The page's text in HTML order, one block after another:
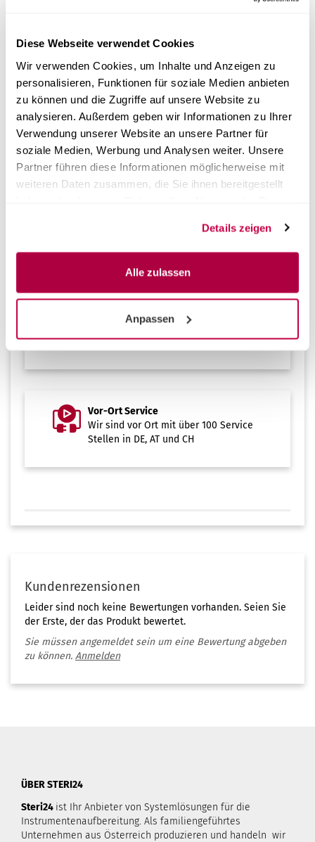
Diese Webseite verwendet Cookies
Wir verwenden Cookies, um Inhalte und Anzeigen zu
personalisieren, Funktionen für soziale Medien anbieten
zu können und die Zugriffe auf unsere Website zu
analysieren. Außerdem geben wir Informationen zu Ihrer
Verwendung unserer Website an unsere Partner für
soziale Medien, Werbung und Analysen weiter. Unsere
Partner führen diese Informationen möglicherweise mit
weiteren Daten zusammen, die Sie ihnen bereitgestellt
Details zeigen
Alle zulassen
Anpassen
Leitlinien für Dampfsterilisations- und Siegelnahtprozesse.
Infektionsprävention (KRINKO) beim Robert-Koch-Institut
(RKI) und des Bundesinstitutes für Arzneimittel und
Medizinprodukte (BfArM) „Anforderungen an die Hygiene
bei der Aufbereitung von Medizinprodukten“
berücksichtigt.
Wie wird der Validierungsvertrag abgeschlossen?
Direkt nach der Bestellung eines Wartungsvertrages, wird
sich ein Mitarbeiter von CertoClav mit Ihnen per E-Mail in
Verbindung setzen um den Vertrag mit Ihnen
abzuschließen und gegebenenfalls offene Fragen zu
Möglichkeit einen Wartungsvertrag mit uns abzuschließen.
Wartungsvertrag
Download Wartungsvertrag für
DE und AT
Vor-Ort Service
Wir sind vor Ort mit über 100 Service
Stellen in DE, AT und CH
Kundenrezensionen
Leider sind noch keine Bewertungen vorhanden. Seien Sie
der Erste, der das Produkt bewertet.
Sie müssen angemeldet sein um eine Bewertung abgeben
zu können. Anmelden
ÜBER STERI24
Steri24 ist Ihr Anbieter von Systemlösungen für die
Instrumentenaufbereitung. Als familiengeführtes
Unternehmen aus Österreich produzieren und handeln wir